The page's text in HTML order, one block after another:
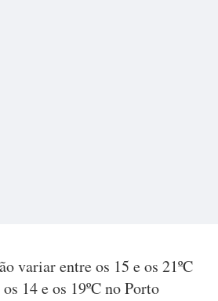
variar entre os 15 e os 21ºC
14 e os 19ºC no Porto